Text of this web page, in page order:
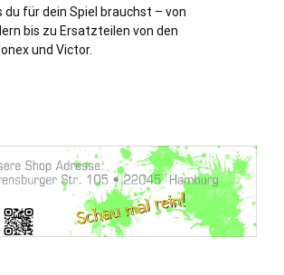
du für dein Spiel brauchst – von
bis zu Ersatzteilen von den
und Victor.